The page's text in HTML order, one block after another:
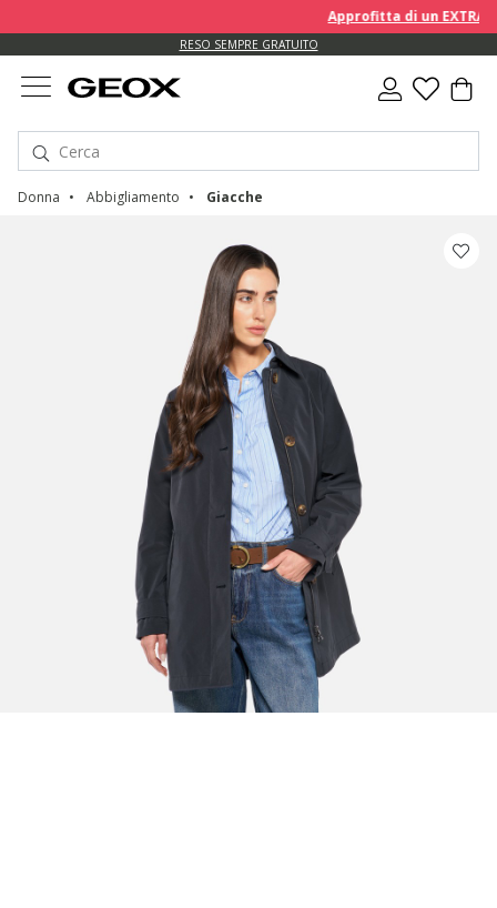
Approfitta di un EXTRA
RESO SEMPRE GRATUITO
Donna Abbigliamento Giacche